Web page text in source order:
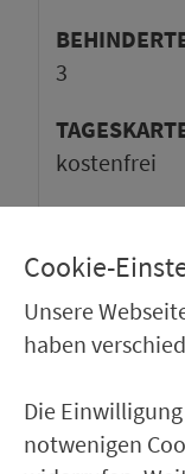
3
kos­ten­frei
Werktag
(Angaben ohne
Cookie-
Unsere
haben
Die
notwenigen